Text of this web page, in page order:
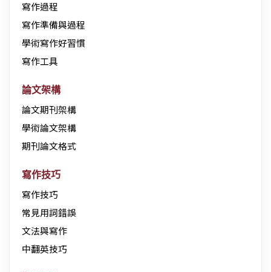
寫作過程
寫作準備與過程
學術寫作好習慣
寫作工具
論文架構
論文期刊架構
學術論文架構
期刊論文格式
寫作技巧
寫作技巧
常見用詞錯誤
文法與寫作
中翻英技巧